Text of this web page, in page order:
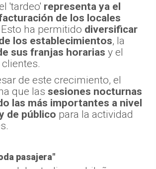
'tardeo' representa ya el
de los locales
Esto ha permitido diversificar
los establecimientos, la
sus franjas horarias y el
de este crecimiento, el
que las sesiones nocturnas
las más importantes a nivel
de público para la actividad
pasajera"